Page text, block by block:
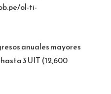
ol-ti-
anuales mayores
3 UIT (12,600